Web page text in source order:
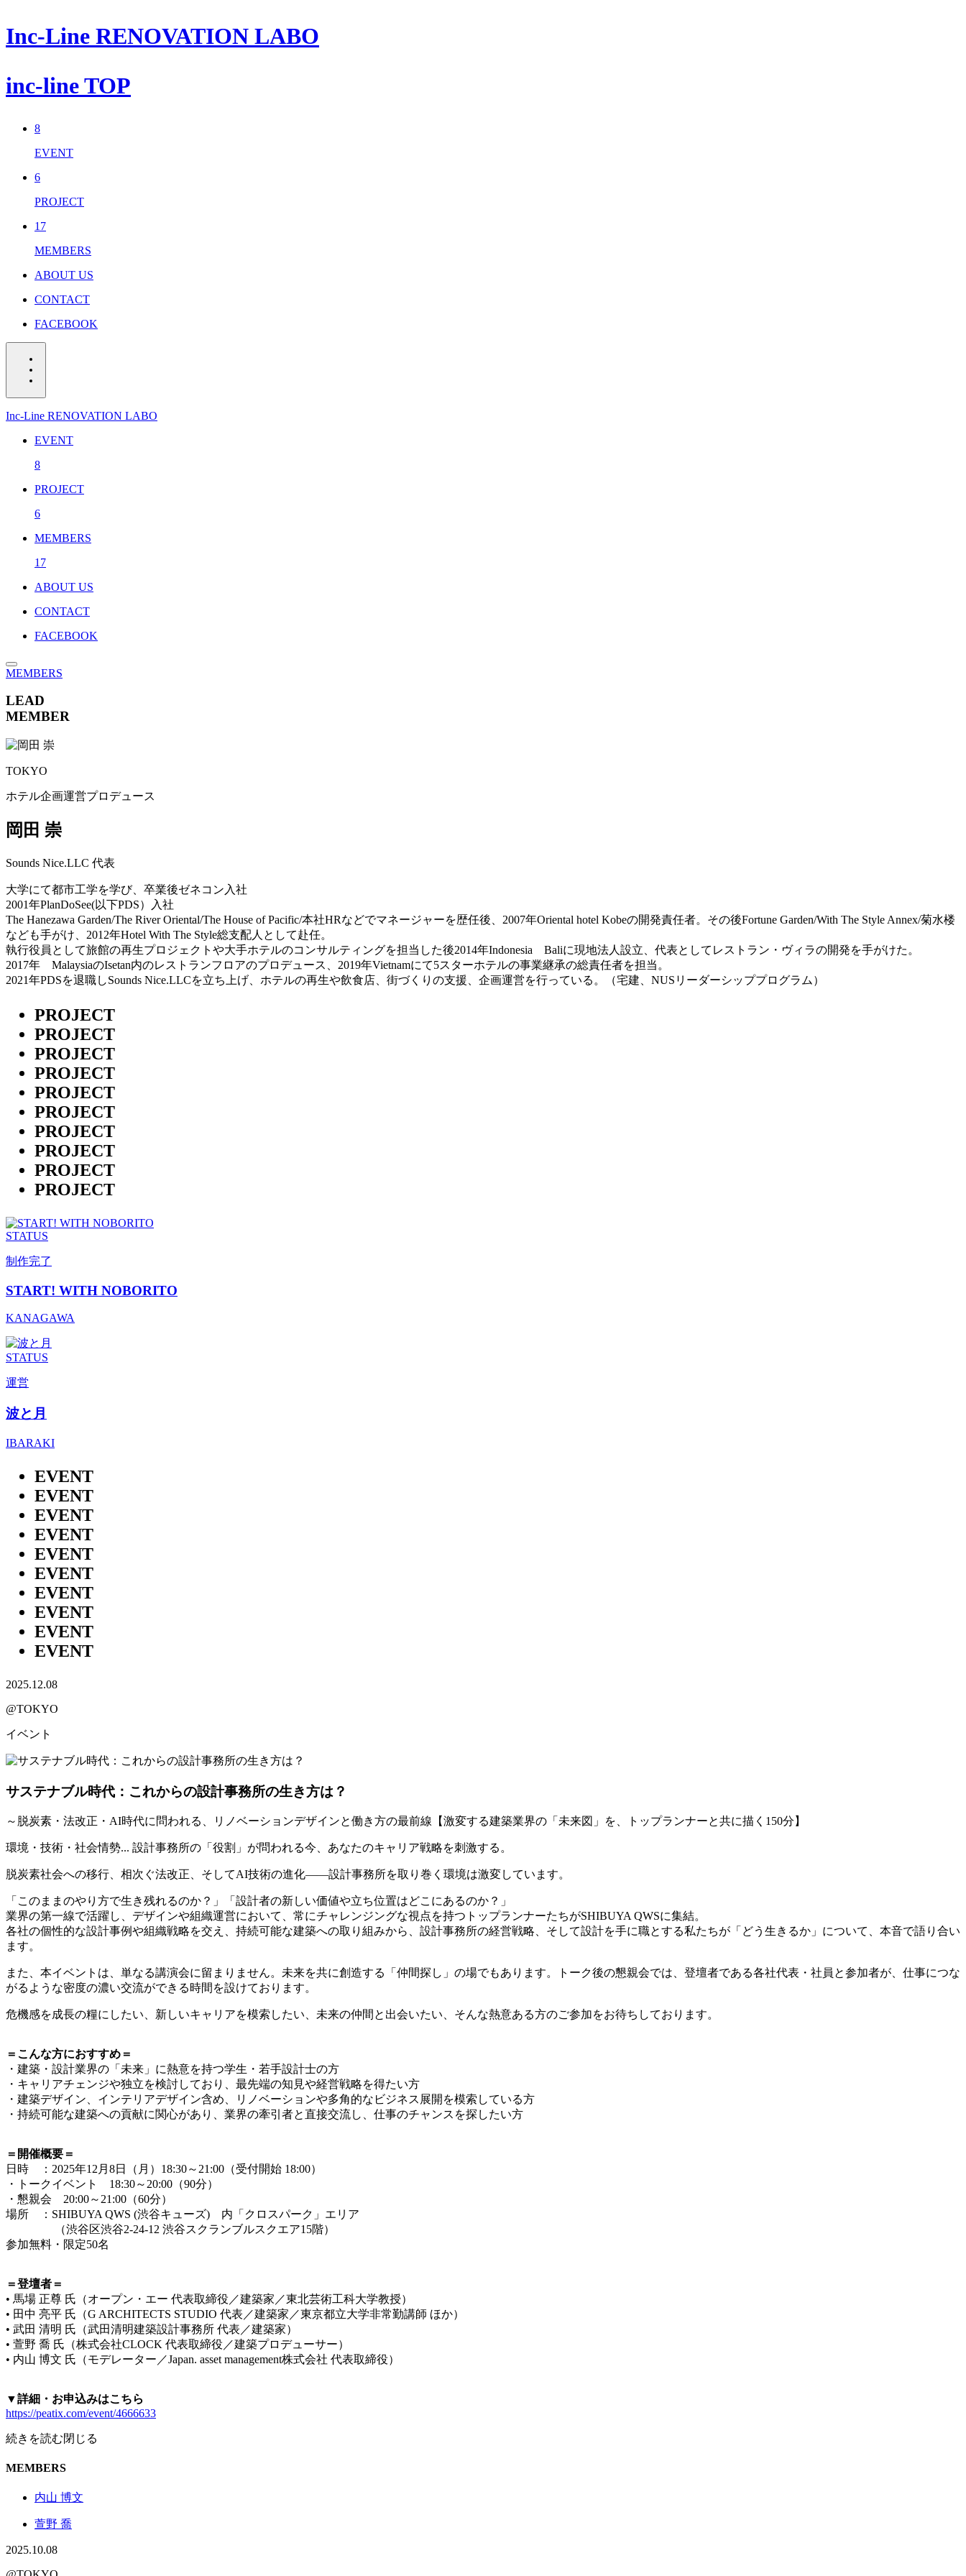
Inc-Line RENOVATION LABO
inc-line TOP
8
EVENT
6
PROJECT
17
MEMBERS
ABOUT US
CONTACT
FACEBOOK
Inc-Line RENOVATION LABO
EVENT
8
PROJECT
6
MEMBERS
17
ABOUT US
CONTACT
FACEBOOK
MEMBERS
LEAD
MEMBER
TOKYO
ホテル企画運営プロデュース
岡田 崇
Sounds Nice.LLC 代表
大学にて都市工学を学び、卒業後ゼネコン入社
2001年PlanDoSee(以下PDS）入社
The Hanezawa Garden/The River Oriental/The House of Pacific/本社HRなどでマネージャーを歴任後、2007年Oriental hotel Kobeの開発責任者。その後Fortune Garden/With The Style Annex/菊水楼
なども手がけ、2012年Hotel With The Style総支配人として赴任。
執行役員として旅館の再生プロジェクトや大手ホテルのコンサルティングを担当した後2014年Indonesia Baliに現地法人設立、代表としてレストラン・ヴィラの開発を手がけた。
2017年 MalaysiaのIsetan内のレストランフロアのプロデュース、2019年Vietnamにて5スターホテルの事業継承の総責任者を担当。
2021年PDSを退職しSounds Nice.LLCを立ち上げ、ホテルの再生や飲食店、街づくりの支援、企画運営を行っている。（宅建、NUSリーダーシッププログラム）
PROJECT
PROJECT
PROJECT
PROJECT
PROJECT
PROJECT
PROJECT
PROJECT
PROJECT
PROJECT
STATUS
制作完了
START! WITH NOBORITO
KANAGAWA
STATUS
運営
波と月
IBARAKI
EVENT
EVENT
EVENT
EVENT
EVENT
EVENT
EVENT
EVENT
EVENT
EVENT
2025.12.08
@TOKYO
イベント
サステナブル時代：これからの設計事務所の生き方は？
～脱炭素・法改正・AI時代に問われる、リノベーションデザインと働き方の最前線【激変する建築業界の「未来図」を、トップランナーと共に描く150分】
環境・技術・社会情勢... 設計事務所の「役割」が問われる今、あなたのキャリア戦略を刺激する。
脱炭素社会への移行、相次ぐ法改正、そしてAI技術の進化――設計事務所を取り巻く環境は激変しています。
「このままのやり方で生き残れるのか？」「設計者の新しい価値や立ち位置はどこにあるのか？」
業界の第一線で活躍し、デザインや組織運営において、常にチャレンジングな視点を持つトップランナーたちがSHIBUYA QWSに集結。
各社の個性的な設計事例や組織戦略を交え、持続可能な建築への取り組みから、設計事務所の経営戦略、そして設計を手に職とする私たちが「どう生きるか」について、本音で語り合い
ます。
また、本イベントは、単なる講演会に留まりません。未来を共に創造する「仲間探し」の場でもあります。トーク後の懇親会では、登壇者である各社代表・社員と参加者が、仕事につな
がるような密度の濃い交流ができる時間を設けております。
危機感を成長の糧にしたい、新しいキャリアを模索したい、未来の仲間と出会いたい、そんな熱意ある方のご参加をお待ちしております。
＝こんな方におすすめ＝
・建築・設計業界の「未来」に熱意を持つ学生・若手設計士の方
・キャリアチェンジや独立を検討しており、最先端の知見や経営戦略を得たい方
・建築デザイン、インテリアデザイン含め、リノベーションや多角的なビジネス展開を模索している方
・持続可能な建築への貢献に関心があり、業界の牽引者と直接交流し、仕事のチャンスを探したい方
＝開催概要＝
日時 ：2025年12月8日（月）18:30～21:00（受付開始 18:00）
・トークイベント 18:30～20:00（90分）
・懇親会 20:00～21:00（60分）
場所 ：SHIBUYA QWS (渋谷キューズ) 内「クロスパーク」エリア
（渋谷区渋谷2-24-12 渋谷スクランブルスクエア15階）
参加無料・限定50名
＝登壇者＝
• 馬場 正尊 氏（オープン・エー 代表取締役／建築家／東北芸術工科大学教授）
• 田中 亮平 氏（G ARCHITECTS STUDIO 代表／建築家／東京都立大学非常勤講師 ほか）
• 武田 清明 氏（武田清明建築設計事務所 代表／建築家）
• 萱野 喬 氏（株式会社CLOCK 代表取締役／建築プロデューサー）
• 内山 博文 氏（モデレーター／Japan. asset management株式会社 代表取締役）
▼詳細・お申込みはこちら
https://peatix.com/event/4666633
続きを読む閉じる
MEMBERS
内山 博文
萱野 喬
2025.10.08